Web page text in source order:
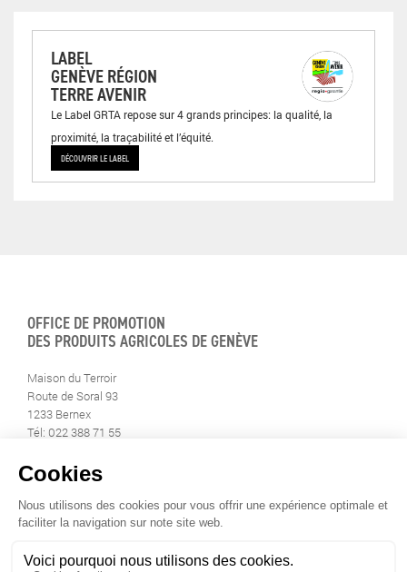
LABEL
GENÈVE RÉGION
TERRE AVENIR
Le Label GRTA repose sur 4 grands principes: la qualité, la
proximité, la traçabilité et l’équité.
DÉCOUVRIR LE LABEL
OFFICE DE PROMOTION
DES PRODUITS AGRICOLES DE GENÈVE
Maison du Terroir
Route de Soral 93
1233 Bernex
Tél: 022 388 71 55
info@geneveterroir.ge.ch
RESTEZ AU CONTACT DE
TOUTE L’ACTUALITÉ DU TERROIR